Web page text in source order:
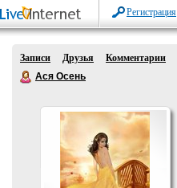
Регистрация
Записи Друзья
Комментарии
Ася Осень